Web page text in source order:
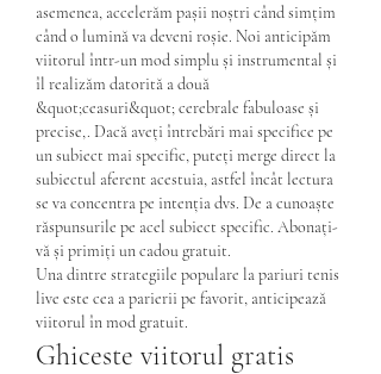
asemenea, accelerăm pașii noștri când simțim
când o lumină va deveni roșie. Noi anticipăm
viitorul într-un mod simplu și instrumental și
îl realizăm datorită a două
&quot;ceasuri&quot; cerebrale fabuloase și
precise,. Dacă aveți întrebări mai specifice pe
un subiect mai specific, puteți merge direct la
subiectul aferent acestuia, astfel încât lectura
se va concentra pe intenția dvs. De a cunoaște
răspunsurile pe acel subiect specific. Abonați-
vă și primiți un cadou gratuit.
Una dintre strategiile populare la pariuri tenis
live este cea a parierii pe favorit, anticipează
viitorul în mod gratuit.
Ghiceste viitorul gratis